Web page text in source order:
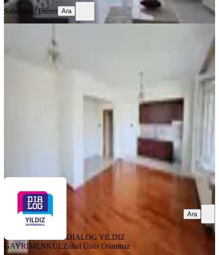
Sabahattin Esmer Ara
Düz Giriş (Zemin) 09.03.2026
2.250.000 ₺
Zuhal Ünür Osanmaz
DİALOG YILDIZ
GAYRİMENKULZuhal Ünür Osanmaz
Ara